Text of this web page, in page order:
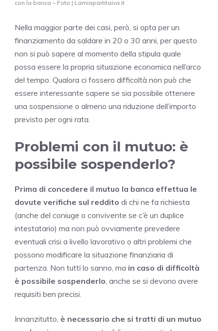
con la banca – Foto | Lamiapartitaiva.it
Nella maggior parte dei casi, però, si opta per un
finanziamento da saldare in 20 o 30 anni, per questo
non si può sapere al momento della stipula quale
possa essere la propria situazione economica nell’arco
del tempo. Qualora ci fossero difficoltà non può che
essere interessante sapere se sia possibile ottenere
una sospensione o almeno una riduzione dell’importo
previsto per ogni rata.
Problemi con il mutuo: è
possibile sospenderlo?
Prima di concedere il mutuo la banca effettua le
dovute verifiche sul reddito di chi ne fa richiesta
(anche del coniuge o convivente se c’è un duplice
intestatario) ma non può ovviamente prevedere
eventuali crisi a livello lavorativo o altri problemi che
possono modificare la situazione finanziaria di
partenza. Non tutti lo sanno, ma in caso di difficoltà
è possibile sospenderlo, anche se si devono avere
requisiti ben precisi.
Innanzitutto, è necessario che si tratti di un mutuo